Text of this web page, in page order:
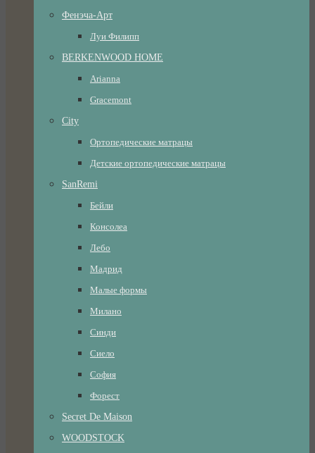
Фенэча-Арт
Луи Филипп
BERKENWOOD HOME
Arianna
Gracemont
City
Ортопедические матрацы
Детские ортопедические матрацы
SanRemi
Бейли
Консолеа
Лебо
Мадрид
Малые формы
Милано
Синди
Сиело
София
Форест
Secret De Maison
WOODSTOCK